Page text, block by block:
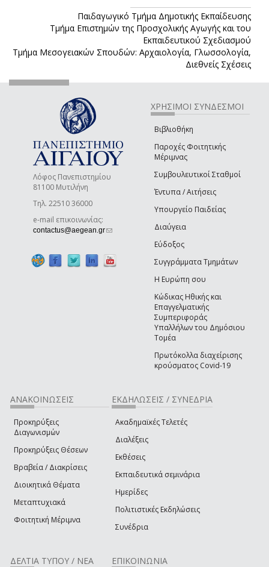
Παιδαγωγικό Τμήμα Δημοτικής Εκπαίδευσης
Τμήμα Επιστημών της Προσχολικής Αγωγής και του
Εκπαιδευτικού Σχεδιασμού
Τμήμα Μεσογειακών Σπουδών: Αρχαιολογία, Γλωσσολογία,
Διεθνείς Σχέσεις
Λόφος Πανεπιστημίου
81100 Μυτιλήνη
Τηλ. 22510 36000
e-mail επικοινωνίας:
contactus@aegean.gr(link sends e-mail)
ΧΡΗΣΙΜΟΙ ΣΥΝΔΕΣΜΟΙ
Βιβλιοθήκη
Παροχές Φοιτητικής
Μέριμνας
Συμβουλευτικοί Σταθμοί
Έντυπα / Αιτήσεις
Υπουργείο Παιδείας
Διαύγεια
Εύδοξος
Συγγράμματα Τμημάτων
Η Ευρώπη σου
Κώδικας Ηθικής και
Επαγγελματικής
Συμπεριφοράς
Υπαλλήλων του Δημόσιου
Τομέα
Πρωτόκολλα διαχείρισης
κρούσματος Covid-19
ΑΝΑΚΟΙΝΩΣΕΙΣ
Προκηρύξεις
Διαγωνισμών
Προκηρύξεις Θέσεων
Βραβεία / Διακρίσεις
Διοικητικά Θέματα
Μεταπτυχιακά
Φοιτητική Μέριμνα
ΕΚΔΗΛΩΣΕΙΣ / ΣΥΝΕΔΡΙΑ
Ακαδημαϊκές Τελετές
Διαλέξεις
Εκθέσεις
Εκπαιδευτικά σεμινάρια
Ημερίδες
Πολιτιστικές Εκδηλώσεις
Συνέδρια
ΔΕΛΤΙΑ ΤΥΠΟΥ / ΝΕΑ ΕΠΙΚΟΙΝΩΝΙΑ